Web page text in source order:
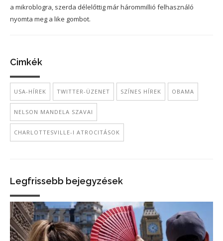
a mikroblogra, szerda délelőttig már hárommillió felhasználó
nyomta meg a like gombot.
Cimkék
USA-HÍREK TWITTER-ÜZENET SZÍNES HÍREK OBAMA
NELSON MANDELA SZAVAI
CHARLOTTESVILLE-I ATROCITÁSOK
Legfrissebb bejegyzések